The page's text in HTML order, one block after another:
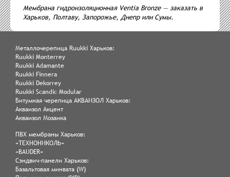
Мембрана гидроизоляционная Ventia Bronze — заказать в
Харьков, Полтаву, Запорожье, Днепр или Сумы.
Металлочерепица Ruukki Харьков:
Ruukki Monterrey
Ruukki Adamante
Ruukki Finnera
Ruukki Dekorrey
Ruukki Scandic Modular
Битумная черепица АКВАИЗОЛ Харьков:
Акваизол Акцент
Акваизол Мозаика
ПВХ мембраны Харьков:
«ТЕХНОНИКОЛЬ»
«BAUDER»
Сэндвич-панели Харьков:
Базальтовая минвата (W)